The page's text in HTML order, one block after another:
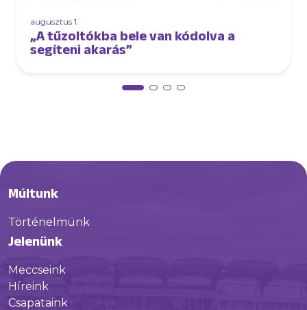
augusztus 1.
„A tűzoltókba bele van kódolva a
segíteni akarás”
Múltunk
Történelmünk
Jelenünk
Meccseink
Híreink
Csapataink